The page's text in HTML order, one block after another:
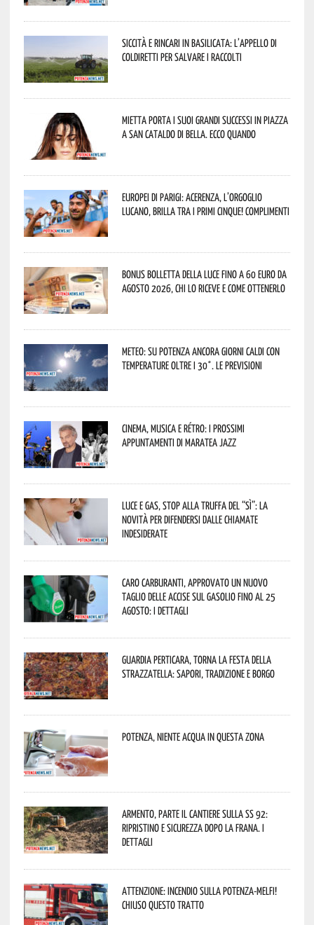
Siccità e rincari in Basilicata: l’appello di
Coldiretti per salvare i raccolti
Mietta porta i suoi grandi successi in piazza
a San Cataldo di Bella. Ecco quando
Europei di Parigi: Acerenza, l’orgoglio
lucano, brilla tra i primi cinque! Complimenti
Bonus bolletta della luce fino a 60 euro da
agosto 2026, chi lo riceve e come ottenerlo
Meteo: su Potenza ancora giorni caldi con
temperature oltre i 30°. Le previsioni
Cinema, musica e rétro: i prossimi
appuntamenti di Maratea Jazz
Luce e gas, stop alla truffa del “Sì”: la
novità per difendersi dalle chiamate
indesiderate
Caro carburanti, approvato un nuovo
taglio delle accise sul gasolio fino al 25
agosto: i dettagli
Guardia Perticara, torna la Festa della
Strazzatella: sapori, tradizione e borgo
Potenza, niente acqua in questa zona
Armento, parte il cantiere sulla SS 92:
ripristino e sicurezza dopo la frana. I
dettagli
Attenzione: incendio sulla Potenza-Melfi!
Chiuso questo tratto